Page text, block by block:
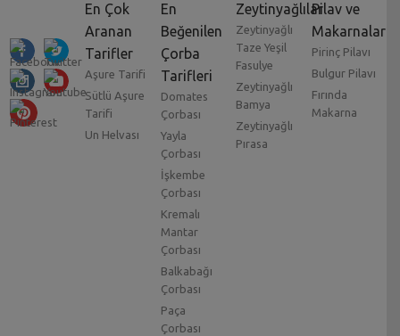
En Çok
Aranan
Tarifler
Aşure Tarifi
Sütlü Aşure
Tarifi
Un Helvası
En
Beğenilen
Çorba
Tarifleri
Domates
Çorbası
Yayla
Çorbası
İşkembe
Çorbası
Kremalı
Mantar
Çorbası
Balkabağı
Çorbası
Paça
Çorbası
Zeytinyağlılar
Zeytinyağlı
Taze Yeşil
Fasulye
Zeytinyağlı
Bamya
Zeytinyağlı
Pırasa
Pilav ve
Makarnalar
Pirinç Pilavı
Bulgur Pilavı
Fırında
Makarna